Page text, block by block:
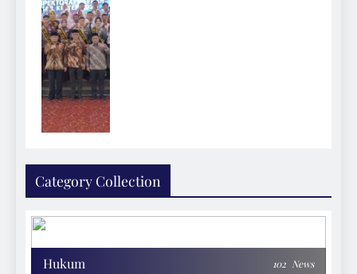
Category Collection
Hukum 102 News